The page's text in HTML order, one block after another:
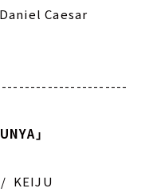
Caesar
」
KEIJU